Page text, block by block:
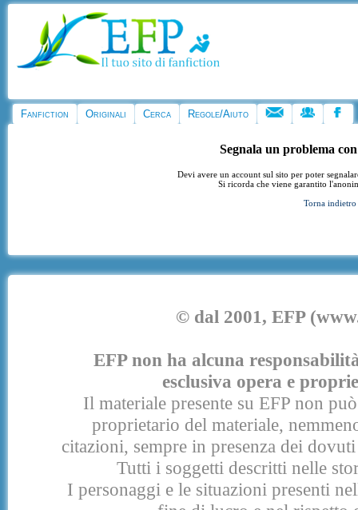
Fanfiction Originali Cerca Regole/Aiuto
Segnala un problema
Devi avere un account sul sito per poter
Si ricorda che viene garantito
Torna indietro
© dal 2001, EFP
EFP non ha alcuna
esclusiva opera e
Il materiale presente su EFP non
proprietario del materiale,
citazioni, sempre in presenza dei
Tutti i soggetti descritti nelle
I personaggi e le situazioni presenti